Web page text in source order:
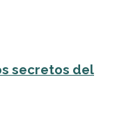
secretos del